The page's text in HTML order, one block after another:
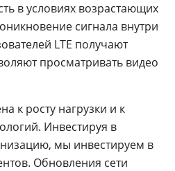
в условиях возрастающих
сигнала внутри
LTE получают
просматривать видео
к росту нагрузки и к
Инвестируя в
мы инвестируем в
Обновления сети